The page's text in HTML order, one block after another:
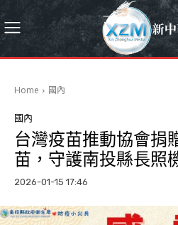
Home 國內
國內
台灣疫苗推動協會捐
苗，守護南投縣長照
2026-01-15 17:46